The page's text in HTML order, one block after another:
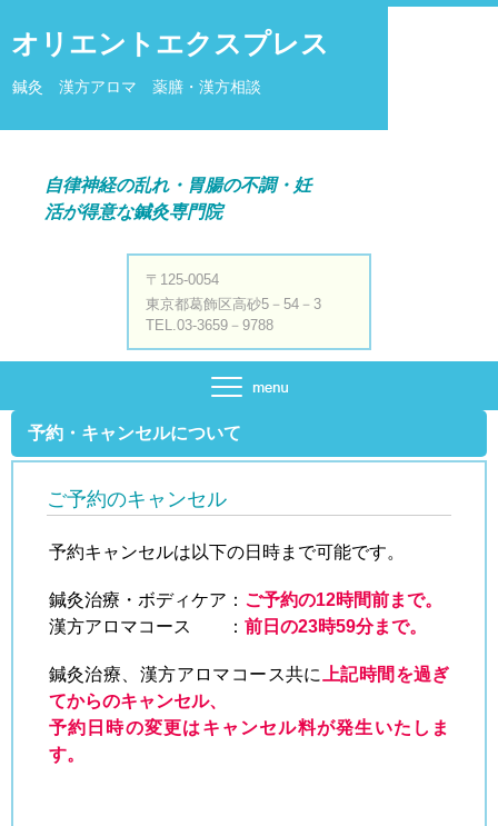
オリエントエクスプレス
鍼灸 漢方アロマ 薬膳・漢方相談
自律神経の乱れ・胃腸の不調・妊
活が得意な鍼灸専門院
〒125-0054
東京都葛飾区高砂5－54－3
TEL.03-3659－9788
予約・キャンセルについて
ご予約のキャンセル
予約キャンセルは以下の日時まで可能です。
鍼灸治療・ボディケア： ご予約の12時間前まで。
漢方アロマコース ： 前日の23時59分まで。
鍼灸治療、漢方アロマコース共に
上記時間を過ぎ
てからのキャンセル、
予約日時の変更は キャンセル料が発生いたしま
す。